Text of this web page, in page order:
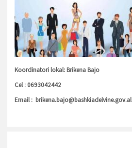
Koordinatori lokal: Brikena Bajo
Cel : 0693042442
Email : brikena.bajo@bashkiadelvine.gov.al